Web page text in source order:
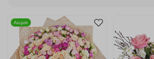
Акция